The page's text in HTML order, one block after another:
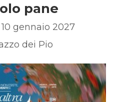
pane
gennaio 2027
dei Pio